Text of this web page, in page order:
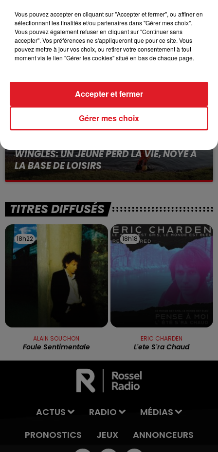
15 juillet 2026
BÉTHUNE: ENQUÊTE POUR HOMICIDE
VOLONTAIRE EN COURS, APRÈS LA...
Selon les premiers éléments, le logement servait
WINGLES: UN JEUNE PERD LA VIE, NOYÉ À
LA BASE DE LOISIRS
La victime a coulé à pic
TITRES DIFFUSÉS
18h22
18h22
ALAIN SOUCHON
Foule Sentimentale
18h18
18h18
ERIC CHARDEN
L'ete S'ra Chaud
ACTUS RADIO
MÉDIAS
PRONOSTICS
JEUX ANNONCEURS
Vous pouvez accepter en cliquant sur "Accepter et fermer", ou affiner en
sélectionnant les finalités et/ou partenaires dans "Gérer mes choix".
Vous pouvez également refuser en cliquant sur "Continuer sans
accepter". Vos préférences ne s'appliqueront que pour ce site. Vous
pouvez mettre à jour vos choix, ou retirer votre consentement à tout
moment via le lien "Gérer les cookies" situé en bas de chaque page.
Gérer mes choix
Accepter et fermer